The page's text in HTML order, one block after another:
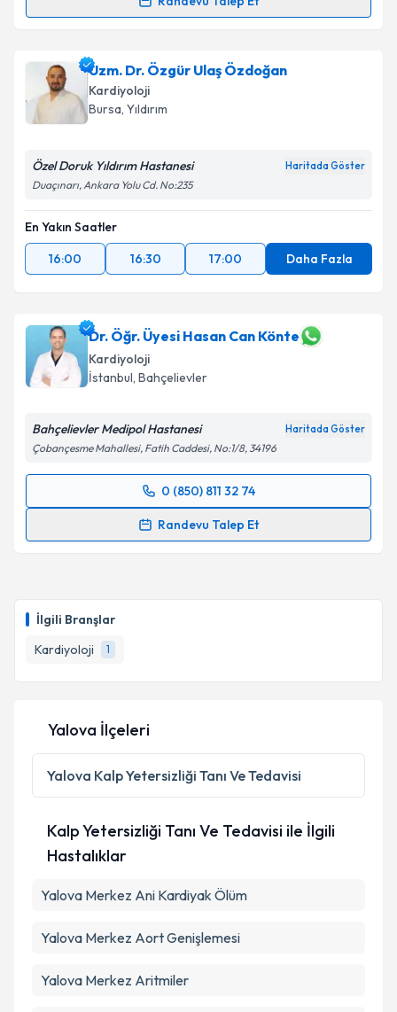
İlgili Branşlar
Kardiyoloji
1
için bir takvim hazırlandığında e-posta ile
bilgilendireceğiz.
E-posta Adresiniz
Kişisel verilerimin işlenmesine ilişkinAydınlatma
Metni
kapsamda işlenmesini kabul ediyorum.
Uzm. Dr. Özgür Ulaş Özdoğan
Kardiyoloji
Bursa, Yıldırım
Özel Doruk Yıldırım Hastanesi Haritada Göster
Duaçınarı, Ankara Yolu Cd. No:235
En Yakın Saatler
16:00
16:30 17:00 Daha Fazla
Dr. Öğr. Üyesi Hasan Can Könte
Kardiyoloji
İstanbul, Bahçelievler
Bahçelievler Medipol Hastanesi Haritada Göster
Çobançesme Mahallesi, Fatih Caddesi, No:1/8, 34196
0 (850) 811 32 74
Randevu Talep Et
Randevu Takvimi Talebi
bilgilendireceğiz.
E-posta Adresiniz
Kişisel verilerimin işlenmesine ilişkin
Metni'ni okudum ve kişisel verilerimin belirtilen
kapsamda işlenmesini kabul ediyorum.
Takvim Talebini Gönder
Yalova İlçeleri
Yalova Kalp Yetersizliği Tanı Ve Tedavisi
Kalp Yetersizliği Tanı Ve Tedavisi ile İlgili
Hastalıklar
Yalova Merkez Ani Kardiyak Ölüm
Yalova Merkez Aort Genişlemesi
Yalova Merkez Aritmiler